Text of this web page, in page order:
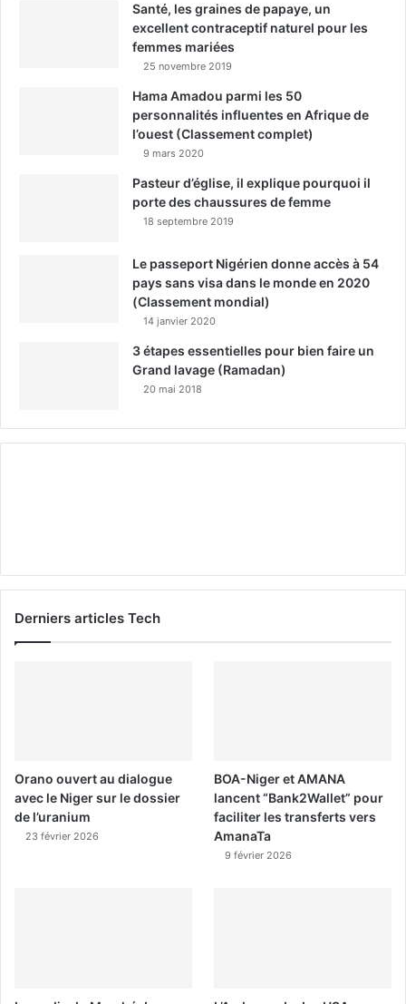
Santé, les graines de papaye, un
excellent contraceptif naturel pour les
femmes mariées
25 novembre 2019
Hama Amadou parmi les 50
personnalités influentes en Afrique de
l’ouest (Classement complet)
9 mars 2020
Pasteur d’église, il explique pourquoi il
porte des chaussures de femme
18 septembre 2019
Le passeport Nigérien donne accès à 54
pays sans visa dans le monde en 2020
(Classement mondial)
14 janvier 2020
3 étapes essentielles pour bien faire un
Grand lavage (Ramadan)
20 mai 2018
Derniers articles Tech
Orano ouvert au dialogue
avec le Niger sur le dossier
de l’uranium
23 février 2026
BOA-Niger et AMANA
lancent “Bank2Wallet” pour
faciliter les transferts vers
AmanaTa
9 février 2026